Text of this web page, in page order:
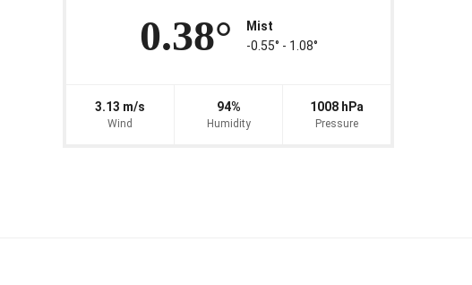
0.38°
Mist
-0.55° ‐ 1.08°
3.13 m/s
Wind
94%
Humidity
1008 hPa
Pressure